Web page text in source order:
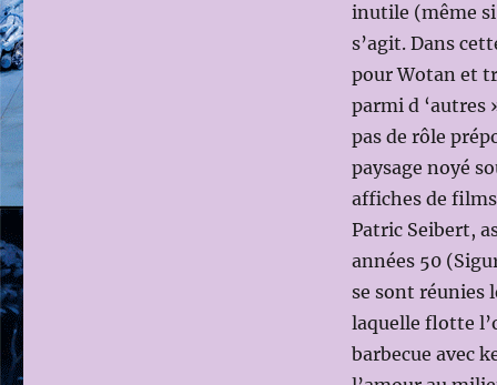
inutile (même si
s’agit. Dans
pour Wotan et
parmi d ‘autres
pas de rôle
paysage noyé
affiches de
Patric Seibert,
années 50
se sont réunies
laquelle flotte
barbecue avec